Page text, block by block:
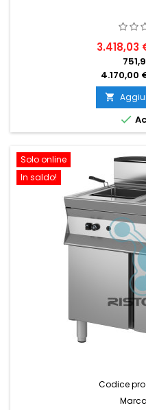
3.418,03
4.170,00


Solo online
In saldo!
Codice